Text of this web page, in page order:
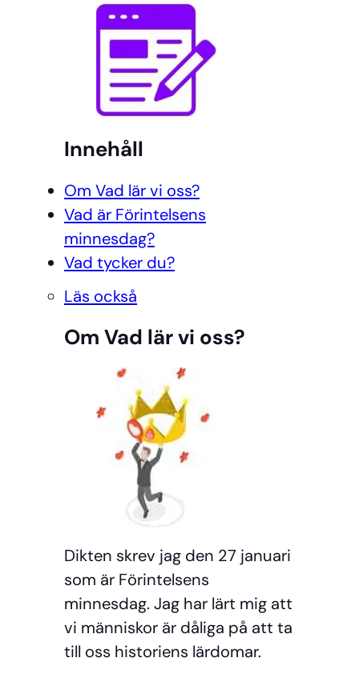
Innehåll
Om Vad lär vi oss?
Vad är Förintelsens
minnesdag?
Vad tycker du?
Läs också
Om Vad lär vi oss?
Dikten skrev jag den 27 januari
som är Förintelsens
minnesdag. Jag har lärt mig att
vi människor är dåliga på att ta
till oss historiens lärdomar.